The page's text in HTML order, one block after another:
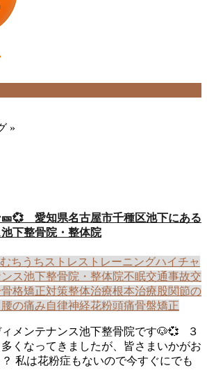
»
🎫💞 愛知県名古屋市千種区池下にある
下整骨院・整体院
むちうち ストレス トレーニングハイチャ
ス池下整骨院・整体院不眠交通事故交
格矯正対策整体治療根本治療 股関節の
腰の痛み自律神経花粉頭痛骨盤矯正
メンテナンス池下整骨院です🐶💞 ３
くなってきましたが、皆さまいかがお
私は花粉症もないので今すぐにでも